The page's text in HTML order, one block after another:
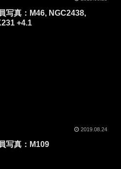
写真：M46, NGC2438,
+4.1
2019.08.24
写真：M109